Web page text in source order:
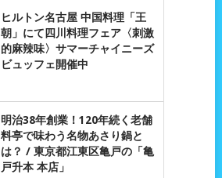
ヒルトン名古屋 中国料理「王
朝」にて四川料理フェア〈刺激
的麻辣味〉サマーチャイニーズ
ビュッフェ開催中
明治38年創業！120年続く老舗
料亭で味わう名物あさり鍋と
は？ / 東京都江東区亀戸の「亀
戸升本 本店」